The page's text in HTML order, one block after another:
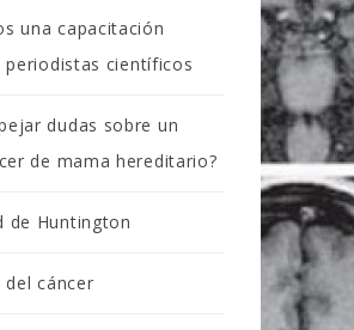
una capacitación
periodistas científicos
dudas sobre un
de mama hereditario?
de Huntington
del cáncer